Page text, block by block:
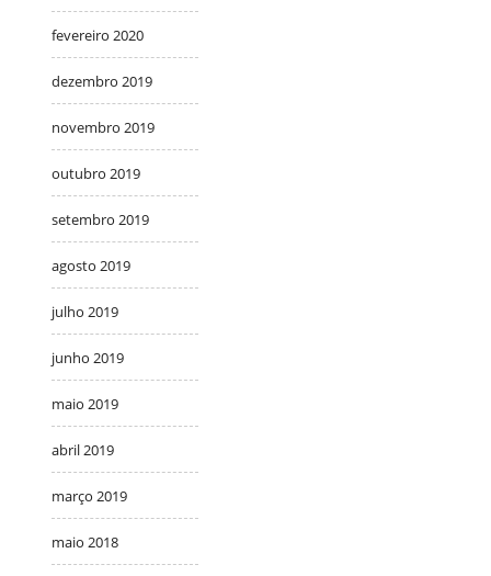
fevereiro 2020
dezembro 2019
novembro 2019
outubro 2019
setembro 2019
agosto 2019
julho 2019
junho 2019
maio 2019
abril 2019
março 2019
maio 2018